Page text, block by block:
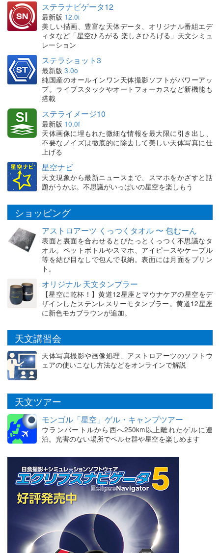
ステラナビゲータ12
最新版 12.0i
美しい描画、豊富な天体データ、オリジナル番組エデ
ィタなど「星空ひろがる 楽しさひろげる」天文シミュ
レーション
ステラショット3
最新版 3.0o
純国産のオールインワン天体撮影ソフトがパワーアッ
プ。ライブスタックやオートフォーカスなど新機能も
搭載
ステライメージ10
最新版 10.0f
天体画像に埋もれた微細な情報を最大限に引き出し、
不要なノイズは徹底的に除去して美しい天体写真に仕
上げる
星空ナビ
天文現象から最新ニュースまで、スマホをかざすと話
題がうかぶ。不思議がいっぱいの星空を楽しもう
ショッピング
アストロアーツ くっつくタオル 〜 包むーん
表面と裏面を合わせるとぴたっとくっつく不思議なタ
オル。ペットボトルやスマホ、アイピースやケーブル
等を結び目なしで包んで収納。表面には月面をプリン
ト。
オリジナル 天文タンブラー
【星空に乾杯！】黄道12星座とマウナケアの星空をデ
ザインしたステンレスサーモタンブラー。黄道12星座
に新色モカブラウンが追加。
天文講習会
天体写真撮影や画像処理、アストロアーツのソフトウ
ェアの使いこなし方法などをオンラインで解説
天文ツアー
モンゴル「星空」ゲル・キャンプツアー
ウランバートルから西へ250km以上離れたゲルに連
泊。光害のない場所でペルセ群や星空を楽しめます